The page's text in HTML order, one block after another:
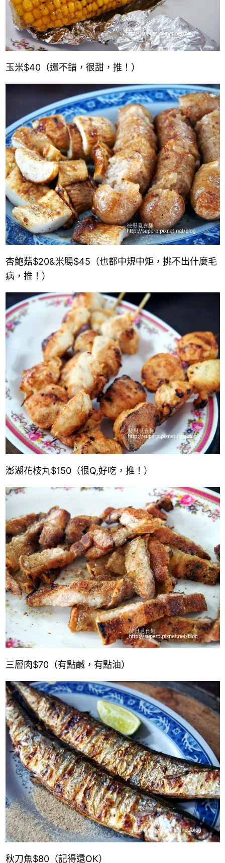
玉米$40（還不錯，很甜，推！）
杏鮑菇$20&米腸$45 （也都中規中矩，挑不出什麼毛
病，推！）
澎湖花枝丸$150（很Q,好吃，推！）
三層肉$70（有點鹹，有點油）
秋刀魚$80（記得還OK）